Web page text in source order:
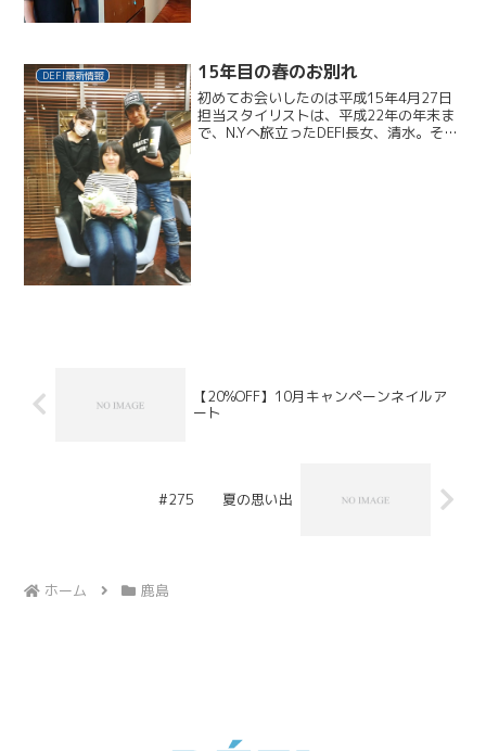
DEFI最新情報 15年目の春のお別れ
初めてお会いしたのは平成15年4月27日
担当スタイリストは、平成22年の年末ま
で、N.Yへ旅立ったDEFI長女、清水。その
【20%OFF】10月キャンペーンネイルア
ート
#275 夏の思い出
ホーム 鹿島